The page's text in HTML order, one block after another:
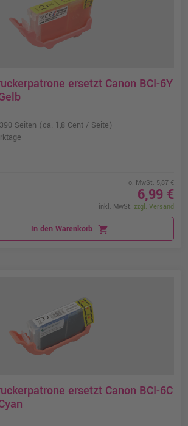
ersetzt Canon BCI-6Y
Seiten (ca. 1,8 Cent / Seite)
o. MwSt. 5,87 €
6,99 €
inkl. MwSt. zzgl. Versand
In den Warenkorb shopping_cart
ersetzt Canon BCI-6C